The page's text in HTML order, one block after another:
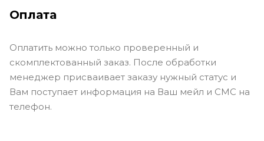
Оплата
Оплатить можно только проверенный и
скомплектованный заказ. После обработки
менеджер присваивает заказу нужный статус и
Вам поступает информация на Ваш мейл и СМС на
телефон.